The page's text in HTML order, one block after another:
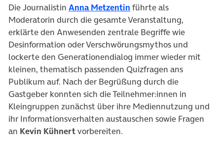
Die Journalistin Anna Metzentin (öffnet in neuem Tab)
führte als
Moderatorin durch die gesamte Veranstaltung,
erklärte den Anwesenden zentrale Begriffe wie
Desinformation oder Verschwörungsmythos und
lockerte den Generationen­dialog immer wieder mit
kleinen, thematisch passenden Quizfragen ans
Publikum auf. Nach der Begrüßung durch die
Gastgeber konnten sich die Teilnehmer:innen in
Kleingruppen zunächst über ihre Mediennutzung und
ihr Informationsverhalten austauschen sowie Fragen
an Kevin Kühnertvorbereiten.